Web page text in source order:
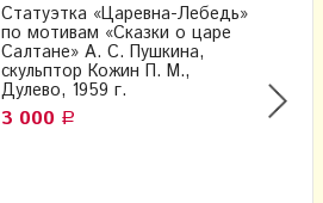
Статуэтка «Царевна-Лебедь»
по мотивам «Сказки о царе
Салтане» А. С. Пушкина,
скульптор Кожин П. М.,
Дулево, 1959 г.
3 000 Р